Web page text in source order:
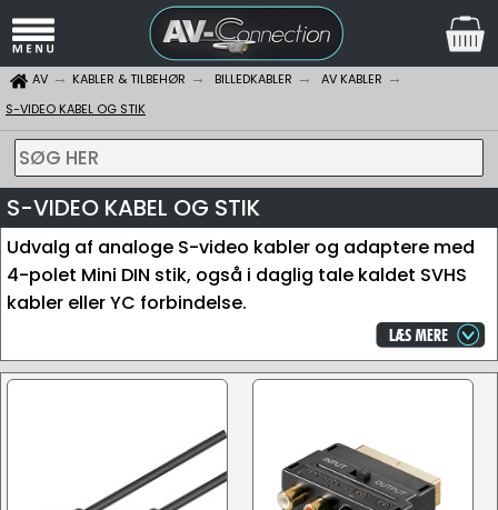
AV KABLER & TILBEHØR BILLEDKABLER
AV KABLER
S-VIDEO KABEL OG STIK
SØG HER
S-VIDEO KABEL OG STIK
Udvalg af analoge S-video kabler og adaptere med
4-polet Mini DIN stik, også i daglig tale kaldet SVHS
kabler eller YC forbindelse.